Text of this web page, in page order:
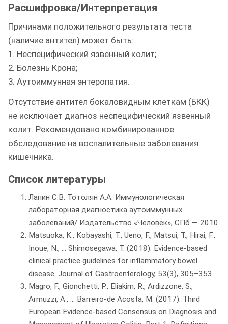
Расшифровка/Интерпретация
Причинами положительного результата теста
(наличие антител) может быть:
1. Неспецифический язвенный колит;
2. Болезнь Крона;
3. Аутоиммунная энтеропатия.
Отсутствие антител бокаловидным клеткам (БКК)
не исключает диагноз неспецифический язвенный
колит. Рекомендовано комбинированное
обследование на воспалительные заболевания
кишечника.
Список литературы
Лапин С.В. Тотолян А.А. Иммунологическая
лабораторная диагностика аутоиммунных
заболеваний/ Издательство «Человек», СПб — 2010.
Matsuoka, K., Kobayashi, T., Ueno, F., Matsui, T., Hirai, F.,
Inoue, N., … Shimosegawa, T. (2018). Evidence-based
clinical practice guidelines for inflammatory bowel
disease. Journal of Gastroenterology, 53(3), 305–353.
Magro, F., Gionchetti, P., Eliakim, R., Ardizzone, S.,
Armuzzi, A., … Barreiro-de Acosta, M. (2017). Third
European Evidence-based Consensus on Diagnosis and